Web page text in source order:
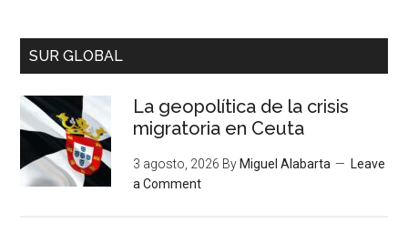
SUR GLOBAL
La geopolítica de la crisis
migratoria en Ceuta
3 agosto, 2026 By Miguel Alabarta
Leave
a Comment